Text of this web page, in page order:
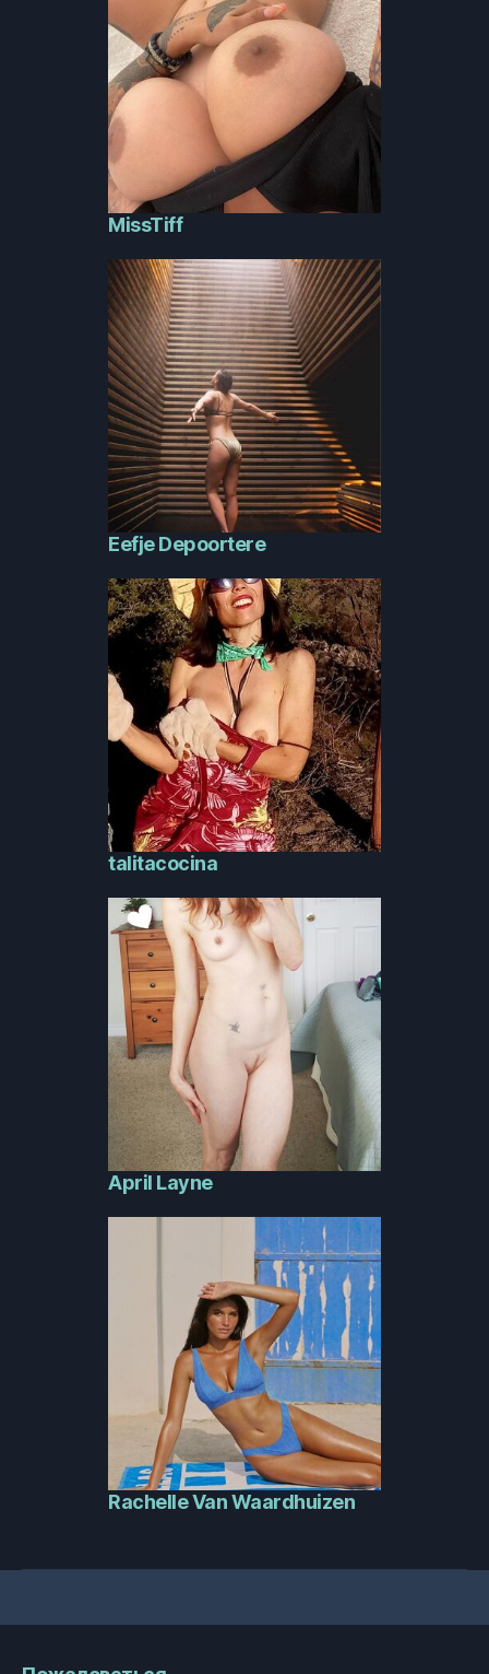
MissTiff
Eefje Depoortere
talitacocina
April Layne
Rachelle Van Waardhuizen